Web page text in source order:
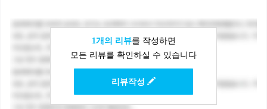
1개의 리뷰를 작성하면
모든 리뷰를 확인하실 수 있습니다
리뷰작성